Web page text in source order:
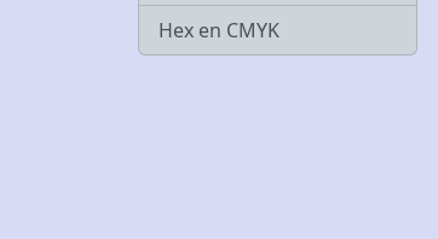
Hex en CMYK